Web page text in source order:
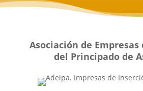
Asociación de
del Principado de